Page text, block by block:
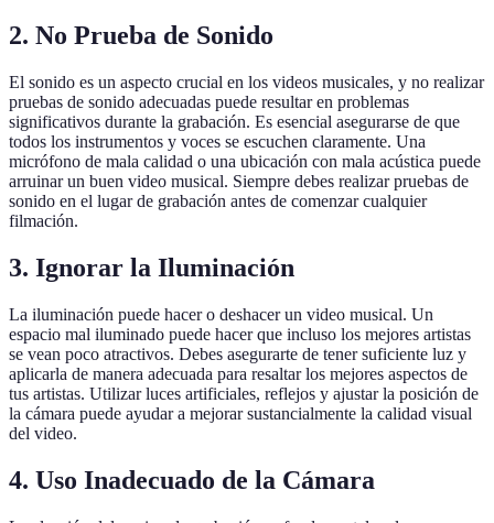
2. No Prueba de Sonido
El sonido es un aspecto crucial en los videos musicales, y no realizar
pruebas de sonido adecuadas puede resultar en problemas
significativos durante la grabación. Es esencial asegurarse de que
todos los instrumentos y voces se escuchen claramente. Una
micrófono de mala calidad o una ubicación con mala acústica puede
arruinar un buen video musical. Siempre debes realizar pruebas de
sonido en el lugar de grabación antes de comenzar cualquier
filmación.
3. Ignorar la Iluminación
La iluminación puede hacer o deshacer un video musical. Un
espacio mal iluminado puede hacer que incluso los mejores artistas
se vean poco atractivos. Debes asegurarte de tener suficiente luz y
aplicarla de manera adecuada para resaltar los mejores aspectos de
tus artistas. Utilizar luces artificiales, reflejos y ajustar la posición de
la cámara puede ayudar a mejorar sustancialmente la calidad visual
del video.
4. Uso Inadecuado de la Cámara